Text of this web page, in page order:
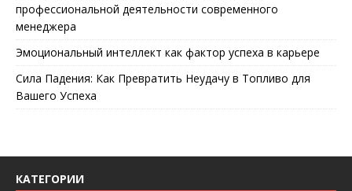
профессиональной деятельности современного
менеджера
Эмоциональный интеллект как фактор успеха в карьере
Сила Падения: Как Превратить Неудачу в Топливо для
Вашего Успеха
КАТЕГОРИИ